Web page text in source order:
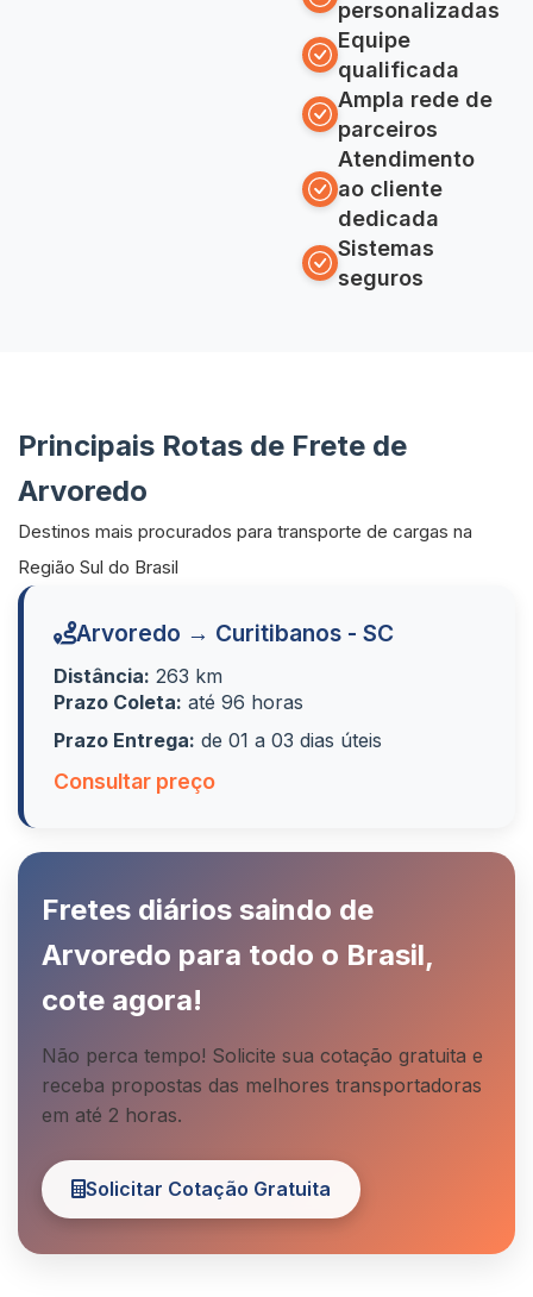
personalizadas
Equipe
qualificada
Ampla rede de
parceiros
Atendimento
ao cliente
dedicada
Sistemas
seguros
Principais Rotas de Frete de
Arvoredo
Destinos mais procurados para transporte de cargas na
Região Sul do Brasil
Arvoredo → Curitibanos - SC
Distância: 263 km
Prazo Coleta: até 96 horas
Prazo Entrega: de 01 a 03 dias úteis
Consultar preço
Fretes diários saindo de
Arvoredo para todo o Brasil,
cote agora!
Não perca tempo! Solicite sua cotação gratuita e
receba propostas das melhores transportadoras
em até 2 horas.
Solicitar Cotação Gratuita